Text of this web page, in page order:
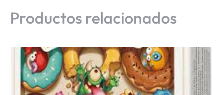
Productos relacionados